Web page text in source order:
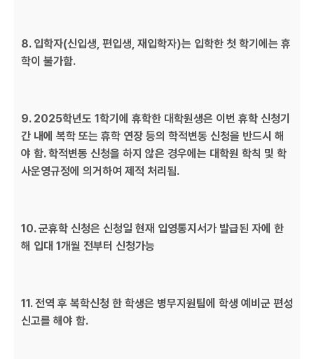
8. 입학자(신입생, 편입생, 재입학자)는 입학한 첫 학기에는 휴
학이 불가함.
9. 2025학년도 1학기에 휴학한 대학원생은 이번 휴학 신청기
간 내에 복학 또는 휴학 연장 등의 학적변동 신청을 반드시 해
야 함. 학적변동 신청을 하지 않은 경우에는 대학원 학칙 및 학
사운영규정에 의거하여 제적 처리됨.
10. 군휴학 신청은 신청일 현재 입영통지서가 발급된 자에 한
해 입대 1개월 전부터 신청가능
11. 전역 후 복학신청 한 학생은 병무지원팀에 학생 예비군 편성
신고를 해야 함.